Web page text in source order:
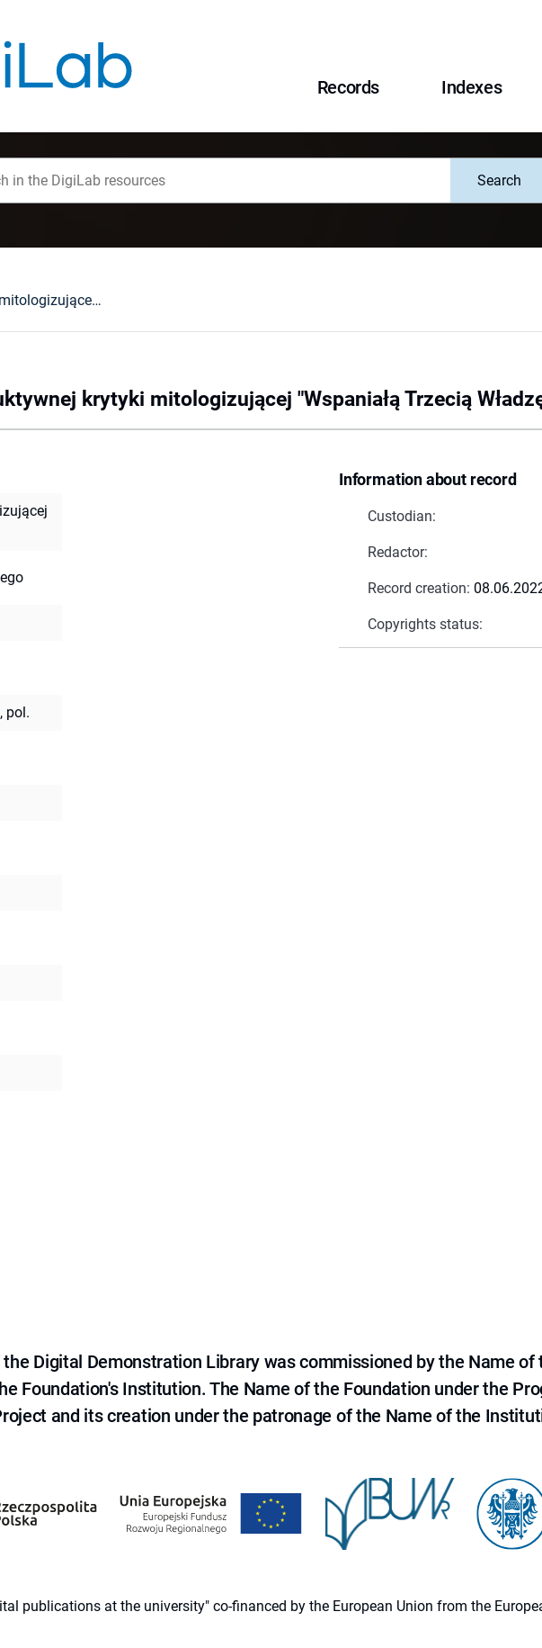
Records Indexes
Search
Zarys konstruktywnej krytyki mitologizującej "Wspaniałą Trzecią Władzę" apologetyki
krytyki mitologizującej "Wspaniałą Trzecią
Information about record
Custodian:
Redactor:
Record creation:
Copyrights status:
pol.
Digital Demonstration Library was commissioned by the Name of
Foundation's Institution. The Name of the Foundation under the
and its creation under the patronage of the Name of the
publications at the university" co-financed by the European Union from the